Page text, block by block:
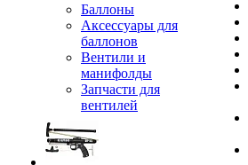
Баллоны
Аксессуары для
баллонов
Вентили и
манифолды
Запчасти для
вентилей